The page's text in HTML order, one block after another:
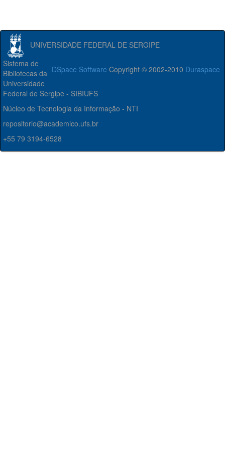
UNIVERSIDADE FEDERAL DE SERGIPE
DSpace Software Copyright © 2002-2010 Duraspace
Sistema de
Bibliotecas da
Universidade
Federal de Sergipe - SIBIUFS
Núcleo de Tecnologia da Informação - NTI
repositorio@academico.ufs.br
+55 79 3194-6528